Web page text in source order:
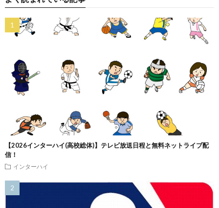
【2026インターハイ(高校総体)】テレビ放送日程と無料ネットライブ配
信！
インターハイ